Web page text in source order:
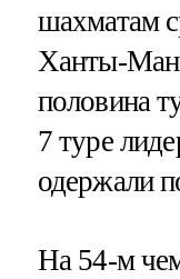
шахматам
Ханты-
половина
7 туре
одержали
На 54-м